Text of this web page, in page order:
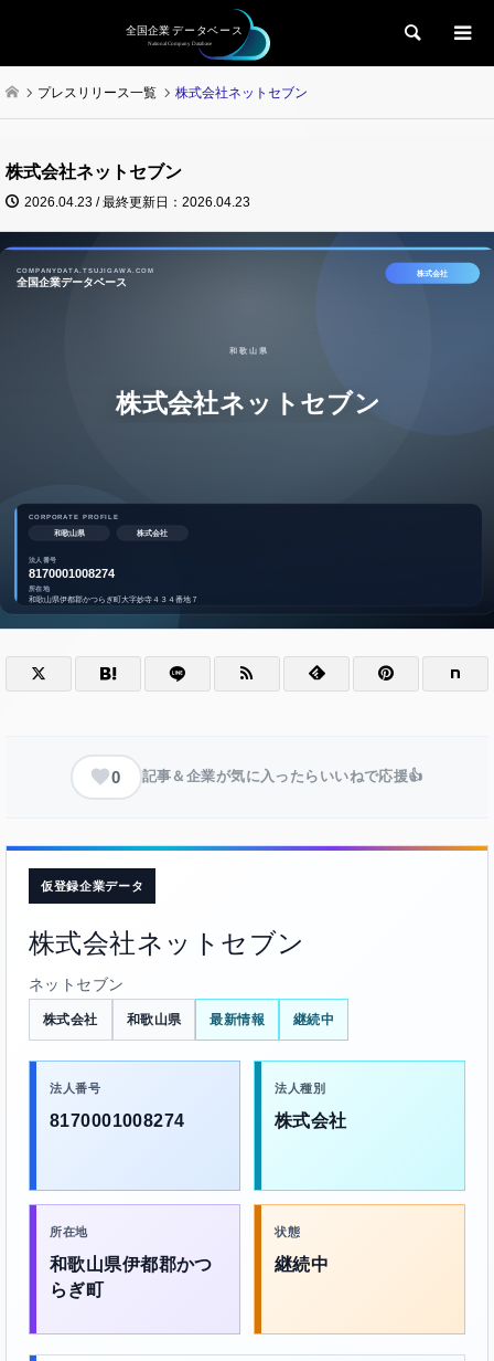
検索
プレスリリース一覧 株式会社ネットセブン
株式会社ネットセブン
2026.04.23 / 最終更新日：2026.04.23
0 記事＆企業が気に入ったらいいねで応援👍
仮登録企業データ
株式会社ネットセブン
ネットセブン
株式会社 和歌山県 最新情報 継続中
法人番号
8170001008274
法人種別
株式会社
所在地
和歌山県伊都郡かつ
らぎ町
状態
継続中